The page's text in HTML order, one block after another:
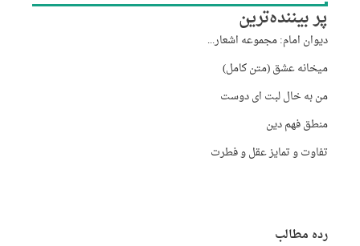
پر بیننده‌ترین
دیوان امام: مجموعه اشعار...
میخانه عشق (متن کامل)
من به خال لبت ای دوست
منطق فهم دین
تفاوت و تمایز عقل و فطرت
رده مطالب